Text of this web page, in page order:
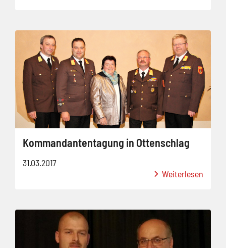
Kommandantentagung in Ottenschlag
31.03.2017
Weiterlesen